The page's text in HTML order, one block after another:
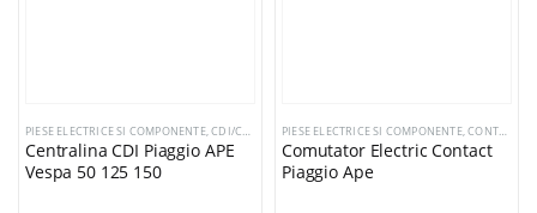
PIESE ELECTRICE SI COMPONENTE,CDI/CENTRALINE
Centralina CDI Piaggio APE
Vespa 50 125 150
PIESE ELECTRICE SI COMPONENTE,CONTACTE PORNIRE
Comutator Electric Contact
Piaggio Ape